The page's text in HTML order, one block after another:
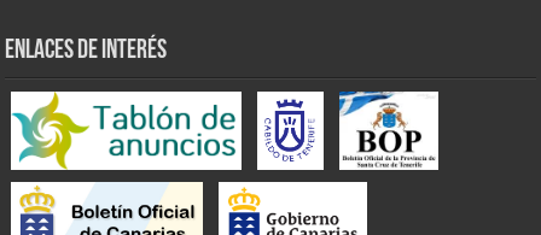
ENLACES DE INTERÉS